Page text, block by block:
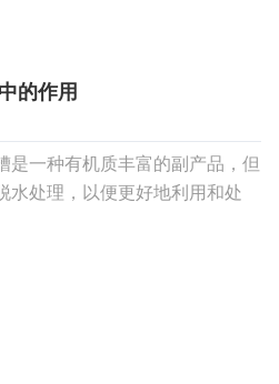
的作用
是一种有机质丰富的副产品，但
水处理，以便更好地利用和处
将深入探讨螺旋压榨脱水机在